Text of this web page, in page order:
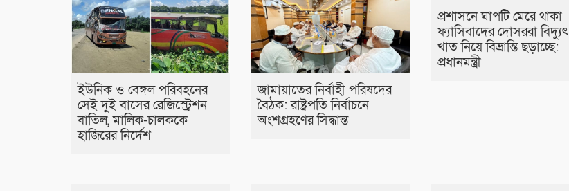
ইউনিক ও বেঙ্গল পরিবহনের
সেই দুই বাসের রেজিস্ট্রেশন
বাতিল, মালিক-চালককে
হাজিরের নির্দেশ
জামায়াতের নির্বাহী পরিষদের
বৈঠক: রাষ্ট্রপতি নির্বাচনে
অংশগ্রহণের সিদ্ধান্ত
প্রশাসনে ঘাপটি মেরে থাকা
ফ্যাসিবাদের দোসররা বিদ্যুৎ
খাত নিয়ে বিভ্রান্তি ছড়াচ্ছে:
প্রধানমন্ত্রী